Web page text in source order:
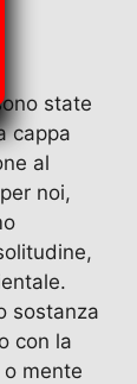
state
cappa
al
noi,
sostanza
con la
mente